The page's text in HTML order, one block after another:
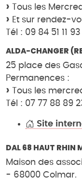
Tous les
Et sur rendez-
Tél : 09 84 51 11
ALDA-CHANGER
25 place des
Permanences :
Tous les
Tél : 07 77 88 89
Site
DAL 68 HAUT RHIN
Maison des
- 68000 Colmar.